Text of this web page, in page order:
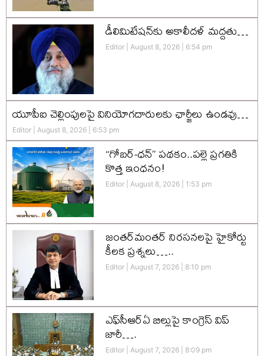
డీలిమిటేషన్‌కు అకాలీదళ్‌ మద్దతు…
Editor August 8, 2026 6:54 pm
యూపీఐ చెల్లింపులపై వినియోగదారులకు ఛార్జీలు ఉండవు…
Editor August 8, 2026 6:53 pm
“గోబర్-ధన్” పథకం..పల్లె ప్రగతికి
కొత్త ఇంధనం!
Editor August 8, 2026 1:53 pm
జంతర్‌మంతర్ నిరసనలపై హైకోర్టు
కీలక ప్రశ్నలు…..
Editor August 7, 2026 8:10 pm
ఎఫ్‌సీఆర్‌ఏ బిల్లుపై కాంగ్రెస్ విప్
జారీ….
Editor August 7, 2026 8:09 pm